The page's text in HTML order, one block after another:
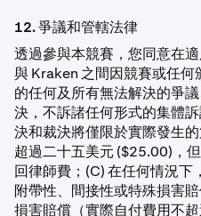
12. 爭議和管轄法律
透過參與本競賽，您同意在
與 Kraken 之間因競賽或任
的任何及所有無法解決的爭
決，不訴諸任何形式的集體
決和裁決將僅限於實際發生
超過二十五美元 ($25.00)，
回律師費；(C) 在任何情況下
附帶性、間接性或特殊損害
損害賠償（實際自付費用不